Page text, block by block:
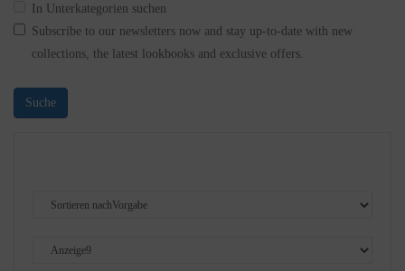
In Unterkategorien suchen
Subscribe to our newsletters now and stay up-to-date with new
collections, the latest lookbooks and exclusive offers.